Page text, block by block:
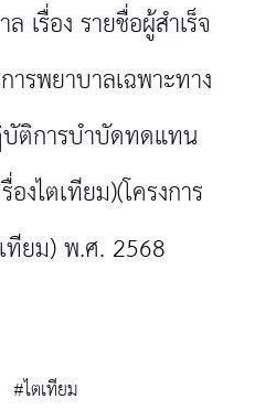
เรื่อง รายชื่อผู้สำเร็จ
รพยาบาลเฉพาะทาง
บัติการบำบัดทดแทน
งไตเทียม)(โครงการ
ทียม) พ.ศ. 2568
#ไตเทียม